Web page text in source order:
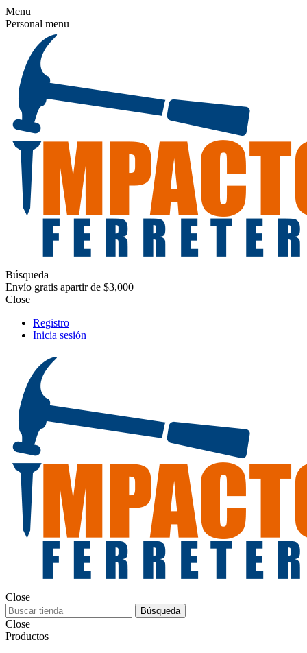
Menu
Personal menu
Búsqueda
Envío gratis apartir de $3,000
Close
Registro
Inicia sesión
Close
Búsqueda
Close
Productos